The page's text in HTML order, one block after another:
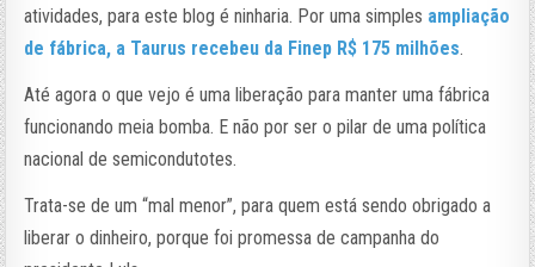
atividades, para este blog é ninharia. Por uma simples ampliação
de fábrica, a Taurus recebeu da Finep R$ 175 milhões.
Até agora o que vejo é uma liberação para manter uma fábrica
funcionando meia bomba. E não por ser o pilar de uma política
nacional de semicondutotes.
Trata-se de um “mal menor”, para quem está sendo obrigado a
liberar o dinheiro, porque foi promessa de campanha do